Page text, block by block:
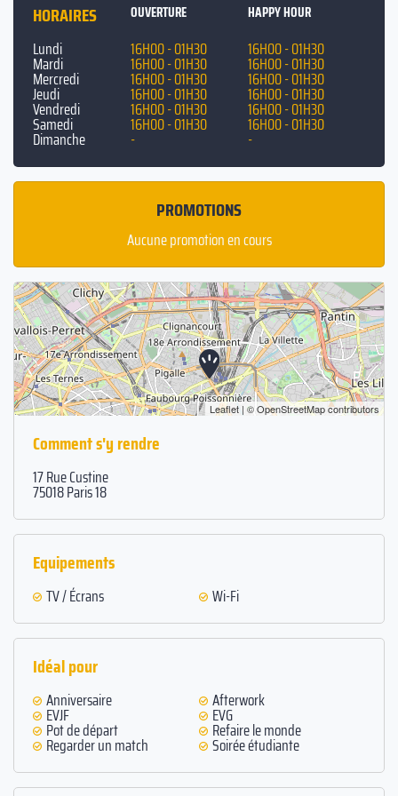
HORAIRES OUVERTURE HAPPY HOUR
Lundi 16H00 - 01H30 16H00 - 01H30
Mardi 16H00 - 01H30 16H00 - 01H30
Mercredi 16H00 - 01H30 16H00 - 01H30
Jeudi 16H00 - 01H30 16H00 - 01H30
Vendredi 16H00 - 01H30 16H00 - 01H30
Samedi 16H00 - 01H30 16H00 - 01H30
Dimanche - -
PROMOTIONS
Aucune promotion en cours
Leaflet | ©OpenStreetMapcontributors
Comment s'y rendre
17 Rue Custine
75018 Paris 18
Equipements
TV / Écrans Wi-Fi
Idéal pour
Anniversaire Afterwork
EVJF EVG
Pot de départ Refaire le monde
Regarder un match Soirée étudiante